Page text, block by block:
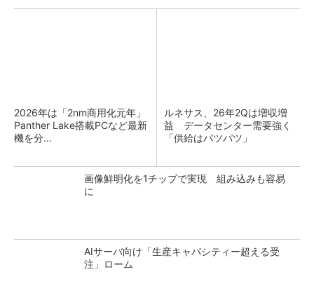
2026年は「2nm商用化元年」
Panther Lake搭載PCなど最新
機を分...
ルネサス、26年2Qは増収増
益 データセンター需要強く
「供給はパツパツ」
画像鮮明化を1チップで実現 組み込みも容易
に
AIサーバ向け「生産キャパシティー超える受
注」ローム